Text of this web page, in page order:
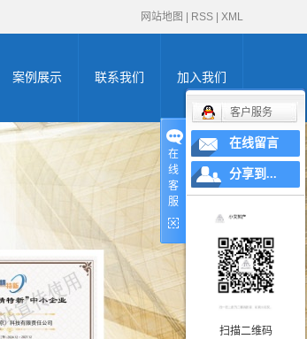
网站地图 RSS XML
案例展示
高新企业证书
zhuanli商标申请证
体系认证证书
AAA认证证书
创新型中小企业
联系我们 加入我们
在
线
客
服
客户服务
在线留言
分享到...
扫描二维码